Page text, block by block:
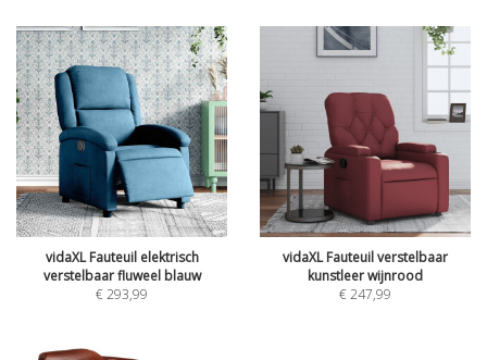
vidaXL Fauteuil elektrisch
verstelbaar fluweel blauw
€293,99
vidaXL Fauteuil verstelbaar
kunstleer wijnrood
€247,99